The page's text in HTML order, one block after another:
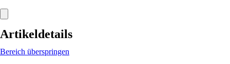
Artikeldetails
Bereich überspringen